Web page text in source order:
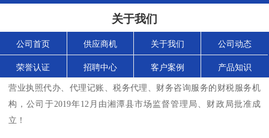
关于我们
公司首页 供应商机 关于我们 公司动态
荣誉认证 招聘中心 客户案例 产品知识
湘潭纳川会计服务有限公司
一家立足于湘潭县专业从事工商
营业执照代办、代理记账、税务代理、财务咨询服务的财税服务机
构，公司于2019年12月 由湘潭县市场监督管理局 、财政局批准成
立！